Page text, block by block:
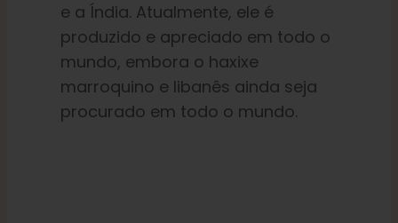
e a Índia. Atualmente, ele é
produzido e apreciado em todo o
mundo, embora o haxixe
marroquino e libanês ainda seja
procurado em todo o mundo.